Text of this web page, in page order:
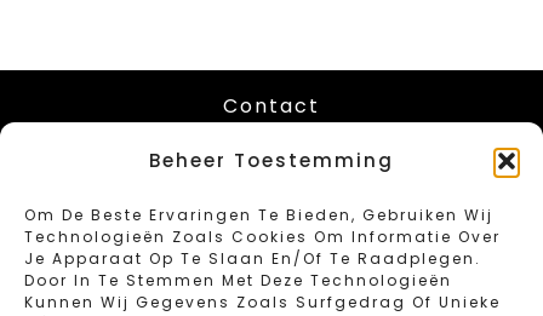
Beheer Toestemming
Om De Beste Ervaringen Te Bieden, Gebruiken Wij
Technologieën Zoals Cookies Om Informatie Over
Je Apparaat Op Te Slaan En/of Te Raadplegen.
Door In Te Stemmen Met Deze Technologieën
Kunnen Wij Gegevens Zoals Surfgedrag Of Unieke
Contact
Leuvenstesteenweg 416
B-1030 Schaarbeek – Brussels
Fax: 02/734.46.40
Email: info@sweetbakeryvandender.com